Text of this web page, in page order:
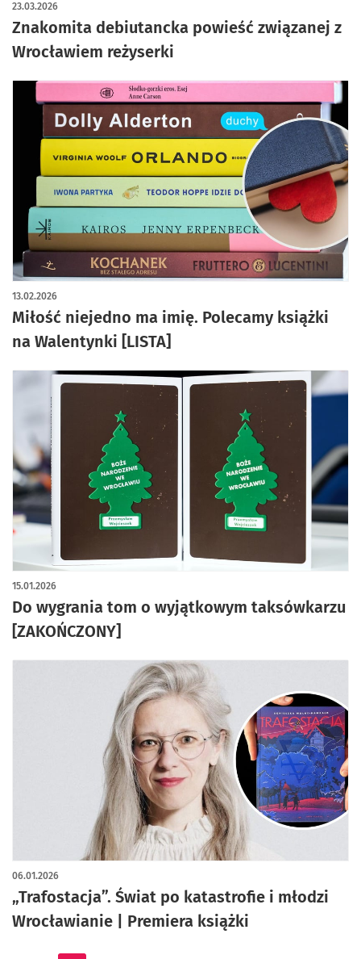
Znakomita debiutancka powieść związanej z
Wrocławiem reżyserki
23.03.2026
Miłość niejedno ma imię. Polecamy książki
na Walentynki [LISTA]
13.02.2026
Do wygrania tom o wyjątkowym taksówkarzu
[ZAKOŃCZONY]
15.01.2026
„Trafostacja”. Świat po katastrofie i młodzi
Wrocławianie | Premiera książki
06.01.2026